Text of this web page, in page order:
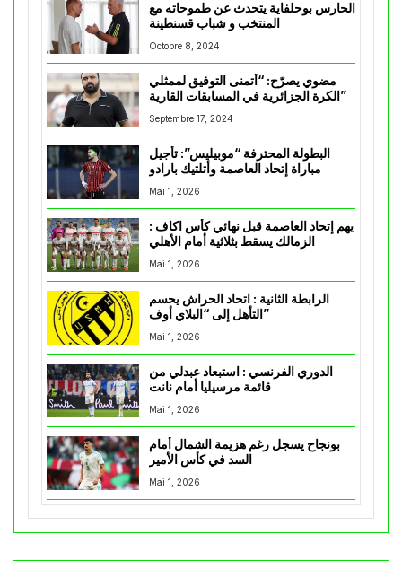
الحارس بوحلفاية يتحدث عن طموحاته مع
المنتخب و شباب قسنطينة
Octobre 8, 2024
مضوي يصرّح: “أتمنى التوفيق لممثلي
الكرة الجزائرية في المسابقات القارية”
Septembre 17, 2024
البطولة المحترفة “موبيليس”: تأجيل
مباراة إتحاد العاصمة وأتلتيك بارادو
Mai 1, 2026
يهم إتحاد العاصمة قبل نهائي كأس اكاف :
Mai 1, 2026
الرابطة الثانية : اتحاد الحراش يحسم
التأهل إلى “البلاي أوف”
Mai 1, 2026
الدوري الفرنسي : استبعاد عبدلي من
قائمة مرسيليا أمام نانت
Mai 1, 2026
بونجاح يسجل رغم هزيمة الشمال أمام
السد في كأس الأمير
Mai 1, 2026